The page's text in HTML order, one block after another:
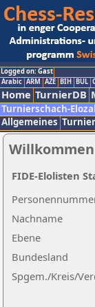
Logged on: Gast
Arabic ARM AZE BIH BUL
Home TurnierDB
Turnierschach-
Allgemeines
Nachname
Ebene
Bundesland
Spgem./Kreis/
FIDE-Elolisten